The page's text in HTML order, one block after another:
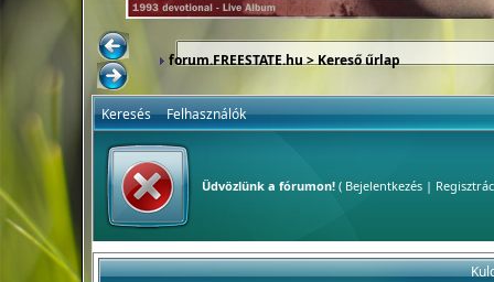
forum.FREESTATE.hu> Kereső űrlap
Keresés Felhasználók
Üdvözlünk a fórumon!( Bejelentkezés|